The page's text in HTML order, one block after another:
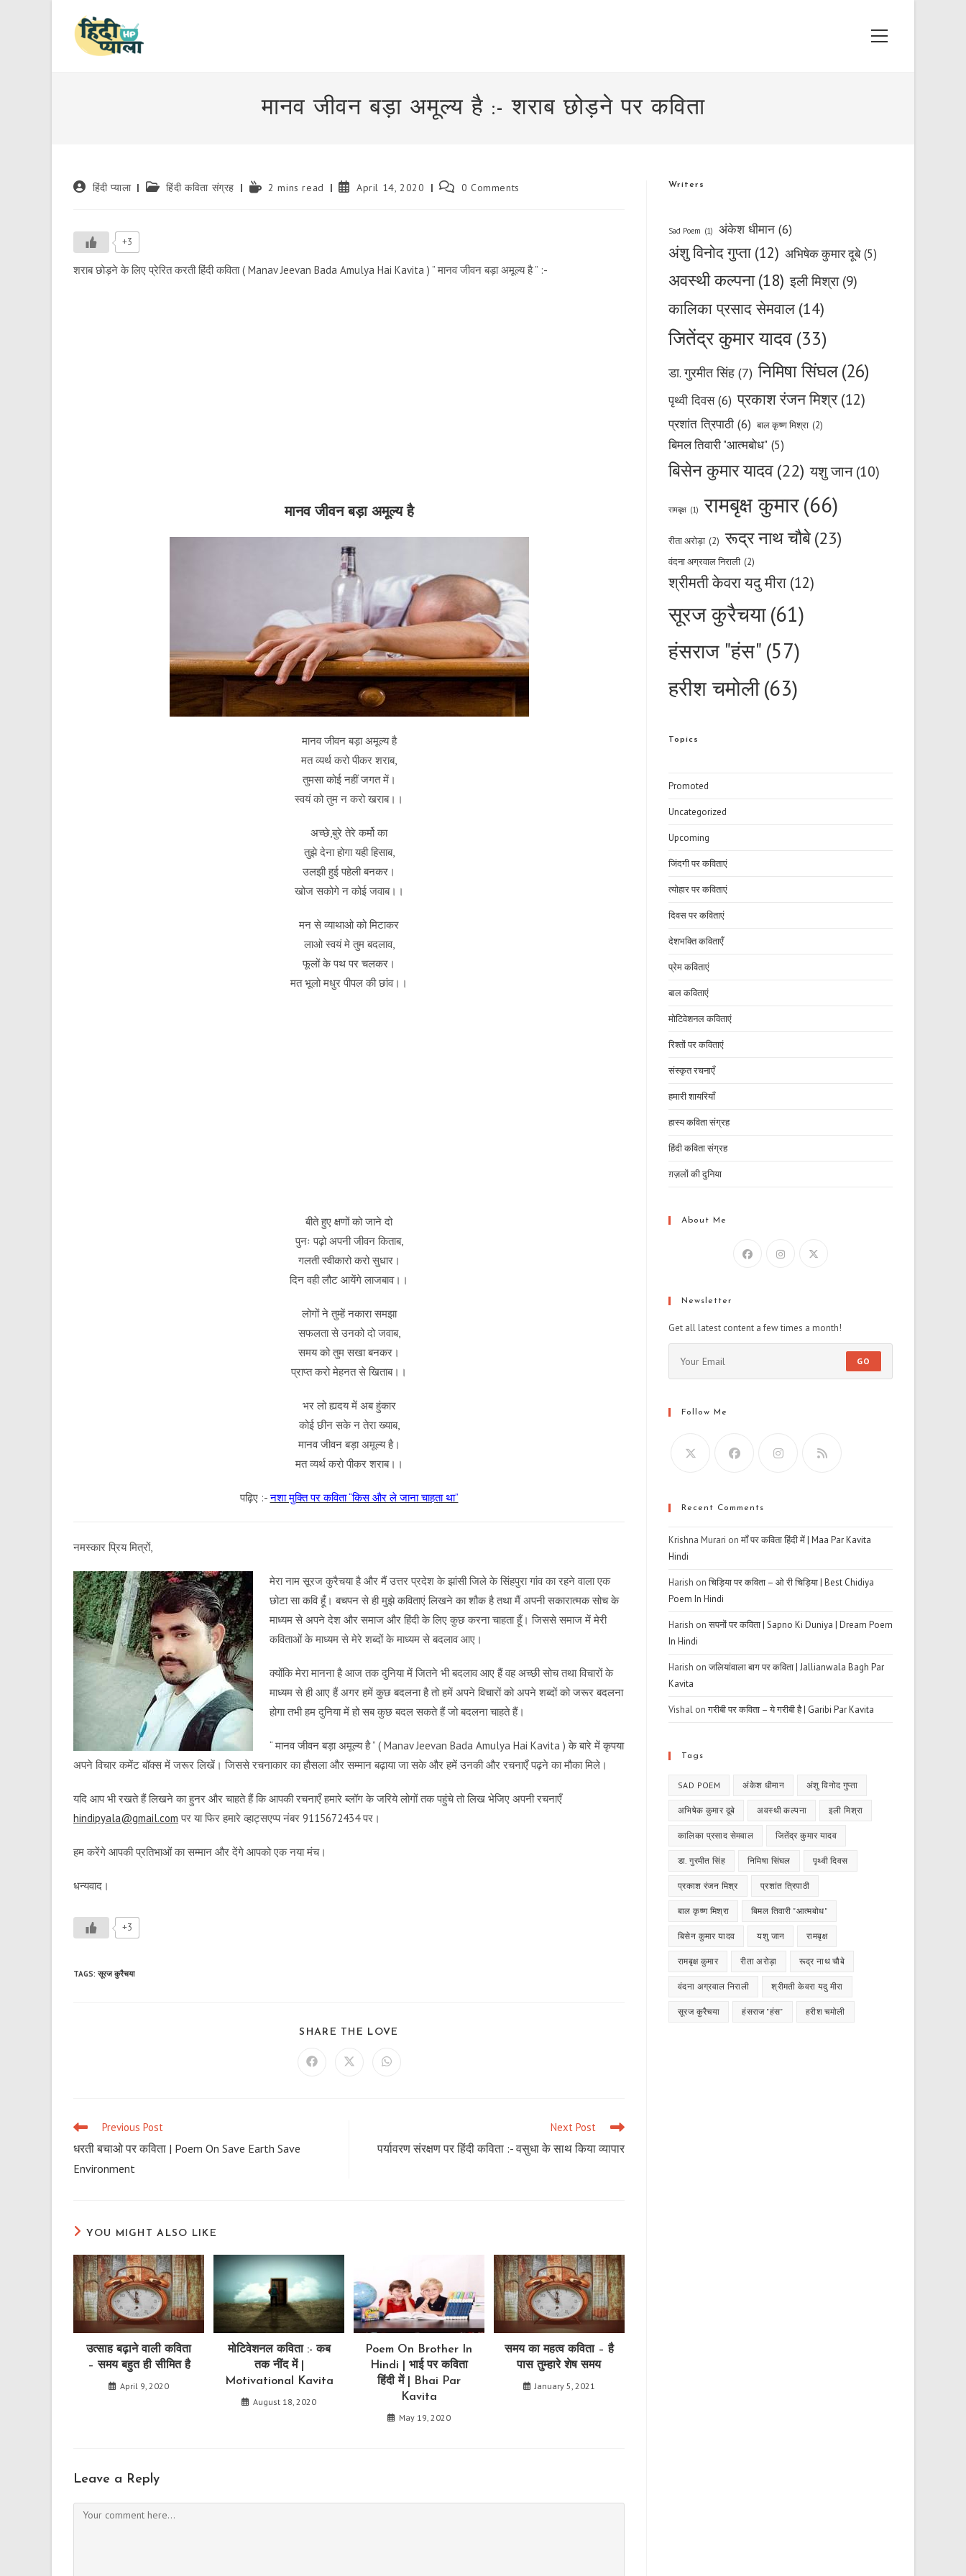
Main
मानव जीवन बड़ा अमूल्य है :- शराब छोड़ने पर कविता
Post हिंदी प्याला
Post हिंदी कविता संग्रह
Reading2 mins read
PostApril 14, 2020
Post 0 Comments
+3
शराब छोड़ने के लिए प्रेरित करती हिंदी कविता ( Manav Jeevan Bada Amulya Hai Kavita ) ” मानव जीवन बड़ा अमूल्य है ” :-
मानव जीवन बड़ा अमूल्य है
मानव जीवन बड़ा अमूल्य है
मत व्यर्थ करो पीकर शराब,
तुमसा कोई नहीं जगत में।
स्वयं को तुम न करो खराब।।
अच्छे,बुरे तेरे कर्मो का
तुझे देना होगा यही हिसाब,
उलझी हुई पहेली बनकर।
खोज सकोगे न कोई जवाब।।
मन से व्याथाओ को मिटाकर
लाओ स्वयं मे तुम बदलाव,
फूलों के पथ पर चलकर।
मत भूलो मधुर पीपल की छांव।।
बीते हुए क्षणों को जाने दो
पुनः पढ़ो अपनी जीवन किताब,
गलती स्वीकारो करो सुधार।
दिन वही लौट आयेंगे लाजबाव।।
लोगों ने तुम्हें नकारा समझा
सफलता से उनको दो जवाब,
समय को तुम सखा बनकर।
प्राप्त करो मेहनत से खिताब।।
भर लो ह्यदय में अब हुंकार
कोई छीन सके न तेरा ख्याब,
मानव जीवन बड़ा अमूल्य है।
मत व्यर्थ करो पीकर शराब।।
पढ़िए :-नशा मुक्ति पर कविता “किस और ले जाना चाहता था”
नमस्कार प्रिय मित्रों,
मेरा नाम सूरज कुरैचया है और मैं उत्तर प्रदेश के झांसी जिले के सिंहपुरा गांव का रहने वाला एक
छोटा सा कवि हूँ। बचपन से ही मुझे कविताएं लिखने का शौक है तथा मैं अपनी सकारात्मक सोच के
माध्यम से अपने देश और समाज और हिंदी के लिए कुछ करना चाहता हूँ। जिससे समाज में मेरी
कविताओं के माध्यम से मेरे शब्दों के माध्यम से बदलाव आए।
क्योंकि मेरा मानना है आज तक दुनिया में जितने भी बदलाव आए हैं वह अच्छी सोच तथा विचारों के
माध्यम से ही आए हैं अगर हमें कुछ बदलना है तो हमें अपने विचारों को अपने शब्दों को जरूर बदलना
होगा तभी हम दुनिया में हो सब कुछ बदल सकते हैं जो बदलना चाहते हैं।
“मानव जीवन बड़ा अमूल्य है” ( Manav Jeevan Bada Amulya Hai Kavita ) के बारे में कृपया
अपने विचार कमेंट बॉक्स में जरूर लिखें। जिससे रचनाकार का हौसला और सम्मान बढ़ाया जा सके और हमें उनकी और रचनाएँ पढ़ने का मौका मिले।
यदि आप भी रखते हैं लिखने का हुनर और चाहते हैं कि आपकी रचनाएँ हमारे ब्लॉग के जरिये लोगों तक पहुंचे तो लिख भेजिए अपनी रचनाएँ
hindipyala@gmail.com पर या फिर हमारे व्हाट्सएप्प नंबर 9115672434 पर।
हम करेंगे आपकी प्रतिभाओं का सम्मान और देंगे आपको एक नया मंच।
धन्यवाद।
+3
TAGS: सूरज कुरैचया
SHARE THE LOVE
Opens Opens Opens
Read
more
articles
Previous Post
धरती बचाओ पर कविता | Poem On Save Earth Save
Environment
Next Post
पर्यावरण संरक्षण पर हिंदी कविता :- वसुधा के साथ किया व्यापार
YOU MIGHT ALSO LIKE
उत्साह बढ़ाने वाली कविता
– समय बहुत ही सीमित है
April 9, 2020
मोटिवेशनल कविता :- कब
तक नींद में |
Motivational Kavita
August 18, 2020
Poem On Brother In
Hindi | भाई पर कविता
हिंदी में | Bhai Par
Kavita
May 19, 2020
समय का महत्व कविता – है
पास तुम्हारे शेष समय
January 5, 2021
Leave a Reply
Comment
Writers
Sad Poem (1) अंकेश धीमान (6)
अंशु विनोद गुप्ता (12) अभिषेक कुमार दूबे (5)
अवस्थी कल्पना (18) इली मिश्रा (9)
कालिका प्रसाद सेमवाल (14)
जितेंद्र कुमार यादव (33)
डा. गुरमीत सिंह (7) निमिषा सिंघल(26)
पृथ्वी दिवस (6) प्रकाश रंजन मिश्र (12)
प्रशांत त्रिपाठी (6) बाल कृष्ण मिश्रा (2)
बिमल तिवारी "आत्मबोध" (5)
बिसेन कुमार यादव(22) यशु जान (10)
रामबृक्ष (1) रामबृक्ष कुमार(66)
रीता अरोड़ा (2) रूद्र नाथ चौबे(23)
वंदना अग्रवाल निराली (2)
श्रीमती केवरा यदु मीरा (12)
सूरज कुरैचया(61)
हंसराज "हंस" (57)
हरीश चमोली(63)
Topics
Promoted
Uncategorized
Upcoming
जिंदगी पर कविताएं
त्योहार पर कविताएं
दिवस पर कविताएं
देशभक्ति कविताएँ
प्रेम कविताएं
बाल कविताएं
मोटिवेशनल कविताएं
रिश्तों पर कविताएं
संस्कृत रचनाएँ
हमारी शायरियाँ
हास्य कविता संग्रह
हिंदी कविता संग्रह
ग़ज़लों की दुनिया
About Me
Newsletter
Get all latest content a few times a month!
GO
Follow Me
Recent Comments
Krishna Murari onमाँ पर कविता हिंदी में | Maa Par Kavita
Hindi
Harish onचिड़िया पर कविता – ओ री चिड़िया | Best Chidiya
Poem In Hindi
Harish onसपनों पर कविता | Sapno Ki Duniya | Dream Poem
In Hindi
Harish onजलियांवाला बाग पर कविता | Jallianwala Bagh Par
Kavita
Vishal onगरीबी पर कविता – ये गरीबी है | Garibi Par Kavita
Tags
SAD POEM अंकेश धीमान अंशु विनोद गुप्ता
अभिषेक कुमार दूबे अवस्थी कल्पना इली मिश्रा
कालिका प्रसाद सेमवाल जितेंद्र कुमार यादव
डा. गुरमीत सिंह निमिषा सिंघल पृथ्वी दिवस
प्रकाश रंजन मिश्र प्रशांत त्रिपाठी
बाल कृष्ण मिश्रा बिमल तिवारी "आत्मबोध"
बिसेन कुमार यादव यशु जान रामबृक्ष
रामबृक्ष कुमार रीता अरोड़ा रूद्र नाथ चौबे
वंदना अग्रवाल निराली श्रीमती केवरा यदु मीरा
सूरज कुरैचया हंसराज "हंस" हरीश चमोली